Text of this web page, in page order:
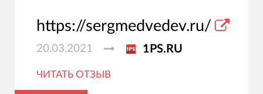
https://sergmedvedev.ru/
20.03.2021 1PS.RU
ЧИТАТЬ ОТЗЫВ